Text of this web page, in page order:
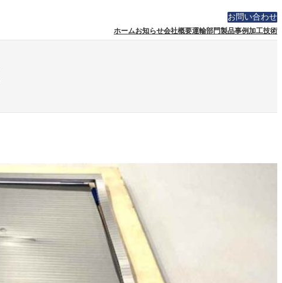
お問い合わせ
ホームお知らせ会社概要運輸部門製品事例加工技術